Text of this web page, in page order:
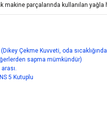
makine parçalarında kullanılan
(Dikey Çekme Kuvveti, oda
sapma mümkündür)
arası.
5 Kutuplu